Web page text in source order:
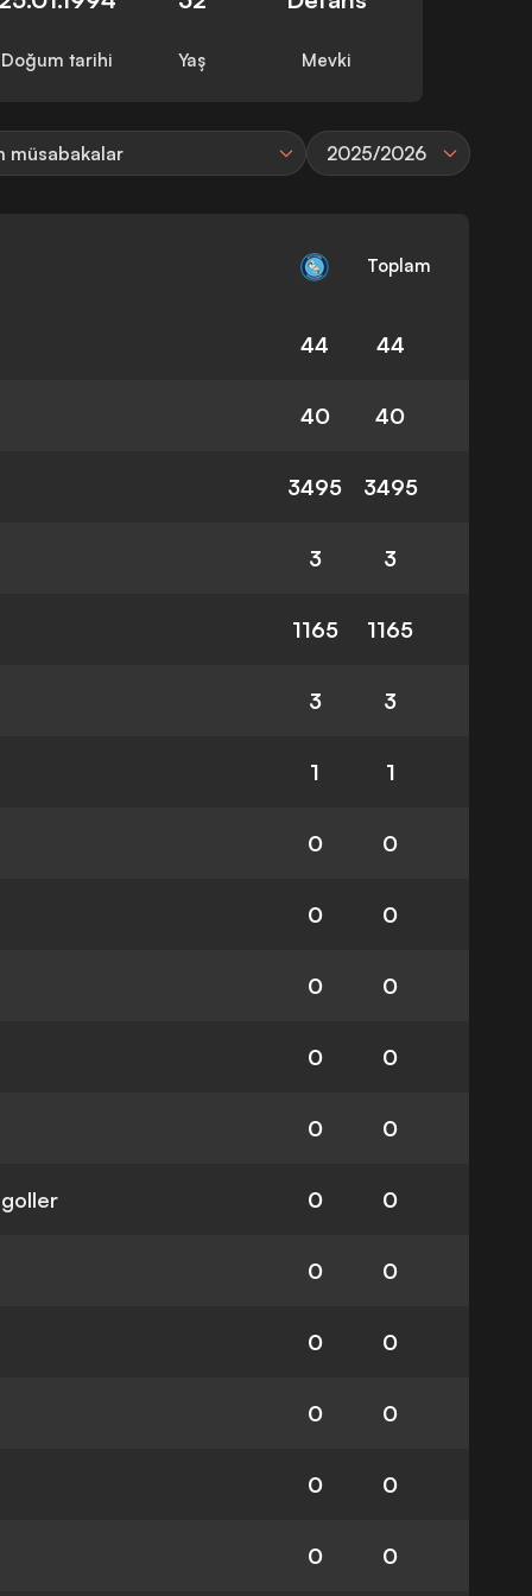
Doğum tarihi Yaş Mevki
müsabakalar 2025/2026
Toplam
44 44
40 40
3495 3495
3 3
1165 1165
3 3
1 1
0 0
0 0
0 0
0 0
0 0
goller 0 0
0 0
0 0
0 0
0 0
0 0